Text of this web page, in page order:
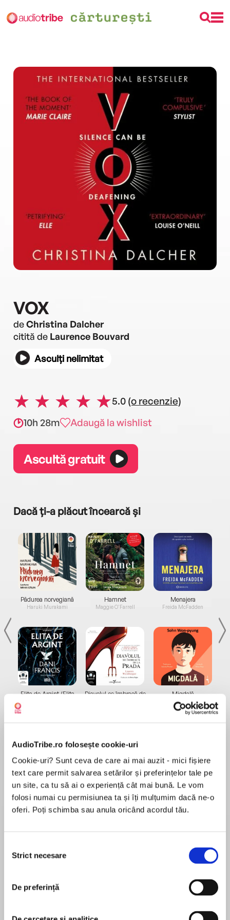
AudioTribe.ro folosește cookie-uri
Cookie-uri? Sunt ceva de care ai mai auzit - mici fișiere
text care permit salvarea setărilor și preferințelor tale pe
un site, ca tu să ai o experiență cât mai bună. Le vom
folosi numai cu permisiunea ta și îți mulțumim dacă ne-o
oferi. Poți schimba sau anula oricând acordul tău.
consimțământului
Strict necesare
De preferință
VOX
deChristina Dalcher
citită de Laurence Bouvard
Asculți nelimitat
5.0 (o recenzie)
10h 28m
Adaugă la wishlist
Ascultă gratuit
Dacă ți-a plăcut încearcă și
Pădurea norvegiană
Haruki Murakami
Elita de Argint (Elita
Hamnet
Maggie O'Farrell
Diavolul se îmbracă de
Menajera
Freida McFadden
Migdală
Sohn Won-pyung
Despre carte
‘Intelligent, suspenseful, provocative, and
intensely disturbing – everything a great novel
should be’ LEE CHILD
‘This book will blow your mind’ PRIMA
‘A petrifying reimagining of The Handmaid’s
Recenzii
Nobody is going to shut me up. I stand for free
believe that I am enough and I, as a woman, do